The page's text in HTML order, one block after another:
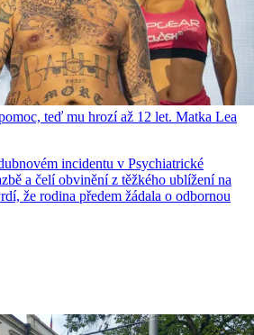
teď mu hrozí až 12 let. Matka Lea
incidentu v Psychiatrické
a čelí obvinění z těžkého ublížení na
že rodina předem žádala o odbornou